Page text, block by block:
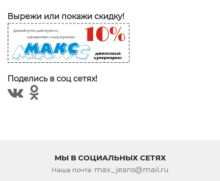
Вырежи или покажи скидку!
Поделись в соц сетях!
МЫ В СОЦИАЛЬНЫХ СЕТЯХ
Наша почта: max_jeans@mail.ru